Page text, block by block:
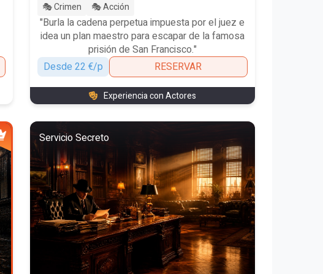
🎭 Crimen
🎭 Acción
"Burla la cadena perpetua impuesta por el juez e
idea un plan maestro para escapar de la famosa
prisión de San Francisco."
Desde 22 €/p
RESERVAR
Experiencia con Actores
Servicio Secreto